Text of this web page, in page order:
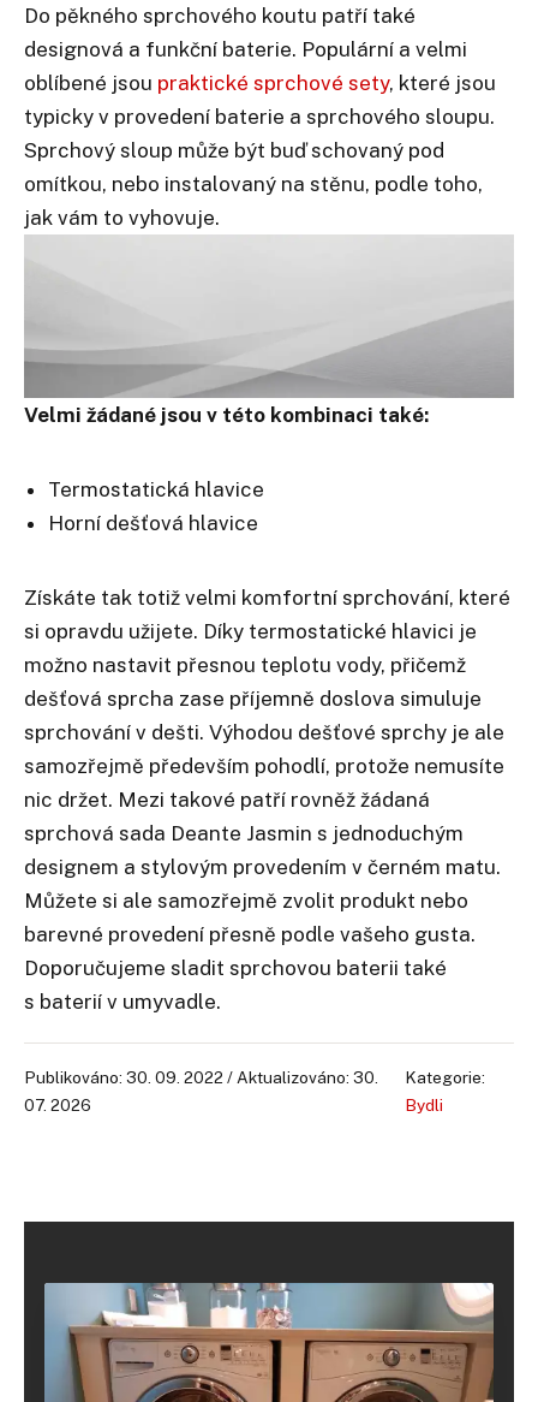
Do pěkného sprchového koutu patří také
designová a funkční baterie. Populární a velmi
oblíbené jsou praktické sprchové sety, které jsou
typicky v provedení baterie a sprchového sloupu.
Sprchový sloup může být buď schovaný pod
omítkou, nebo instalovaný na stěnu, podle toho,
jak vám to vyhovuje.
Velmi žádané jsou v této kombinaci také:
Termostatická hlavice
Horní dešťová hlavice
Získáte tak totiž velmi komfortní sprchování, které
si opravdu užijete. Díky termostatické hlavici je
možno nastavit přesnou teplotu vody, přičemž
dešťová sprcha zase příjemně doslova simuluje
sprchování v dešti. Výhodou dešťové sprchy je ale
samozřejmě především pohodlí, protože nemusíte
nic držet. Mezi takové patří rovněž žádaná
sprchová sada Deante Jasmin s jednoduchým
designem a stylovým provedením v černém matu.
Můžete si ale samozřejmě zvolit produkt nebo
barevné provedení přesně podle vašeho gusta.
Doporučujeme sladit sprchovou baterii také
s baterií v umyvadle.
Publikováno: 30. 09. 2022 / Aktualizováno: 30.
07. 2026
Kategorie:
Bydli